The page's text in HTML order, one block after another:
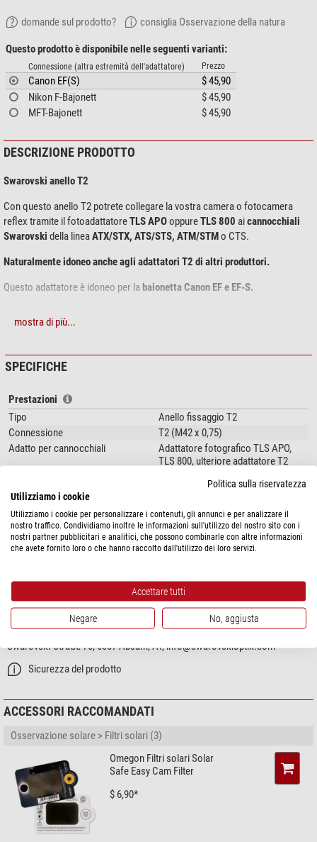
domande sul prodotto? consiglia Osservazione della natura
Questo prodotto è disponibile nelle seguenti varianti:
Connessione (altra estremità dell'adattatore) Prezzo
Canon EF(S)
$ 45,90
Nikon F-Bajonett
$ 45,90
MFT-Bajonett
$ 45,90
DESCRIZIONE PRODOTTO
Swarovski anello T2
Con questo anello T2 potrete collegare la vostra camera o fotocamera
reflex tramite il fotoadattatoreTLS APOoppureTLS 800 aicannocchiali
Swarovski della lineaATX/STX, ATS/STS, ATM/STMo CTS.
Naturalmente idoneo anche agli adattatori T2 di altri produttori.
Questo adattatore è idoneo per la baionetta Canon EF e EF-S.
mostra di più...
SPECIFICHE
Prestazioni
Tipo
Anello fissaggio T2
Connessione
T2 (M42 x 0,75)
Adatto per cannocchiali
Adattatore fotografico TLS APO,
TLS 800, ulteriore adattatore T2
dell'adattatore)
Campi di utilizzo
Digiscoping
ottimo
SICUREZZA DEL PRODOTTO
Produttore:SWAROVSKI-OPTIK AG & Co KG, Daniel-Swarovski-Straße 70,
6067 Absam, AT, www.swarovskioptik.com
Persona responsabile:SWAROVSKI-OPTIK AG & Co KG, Daniel-
Swarovski-Straße 70, 6067 Absam, AT,info@swarovskioptik.com
Sicurezza del prodotto
ACCESSORI RACCOMANDATI
Osservazione solare > Filtri solari (3)
Omegon Filtri solari Solar
Safe Easy Cam Filter
$ 6,90*
Politica sulla riservatezza
Utilizziamo i cookie
Utilizziamo i cookie per personalizzare i contenuti, gli annunci e per analizzare il
nostro traffico. Condividiamo inoltre le informazioni sull'utilizzo del nostro sito con i
nostri partner pubblicitari e analitici, che possono combinarle con altre informazioni
che avete fornito loro o che hanno raccolto dall'utilizzo dei loro servizi.
Accettare tutti
Negare No, aggiusta